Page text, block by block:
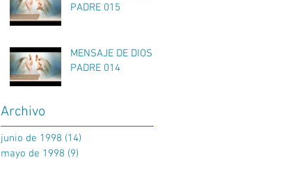
PADRE 015
MENSAJE DE DIOS
PADRE 014
Archivo
junio de 1998 (14)
mayo de 1998 (9)